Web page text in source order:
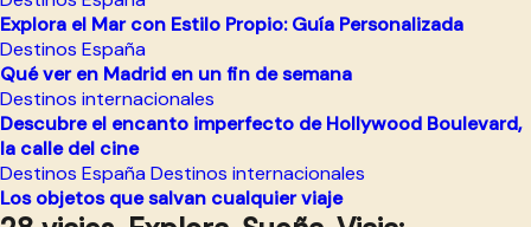
Explora el Mar con Estilo Propio: Guía Personalizada
Destinos España
Qué ver en Madrid en un fin de semana
Destinos internacionales
Descubre el encanto imperfecto de Hollywood Boulevard,
la calle del cine
Destinos España Destinos internacionales
Los objetos que salvan cualquier viaje